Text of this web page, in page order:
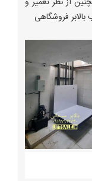
فروشگاهی